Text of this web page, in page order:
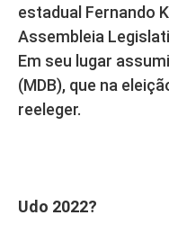
estadual Fernando
Assembleia
Em seu lugar
(MDB), que na
reeleger.
Udo 2022?